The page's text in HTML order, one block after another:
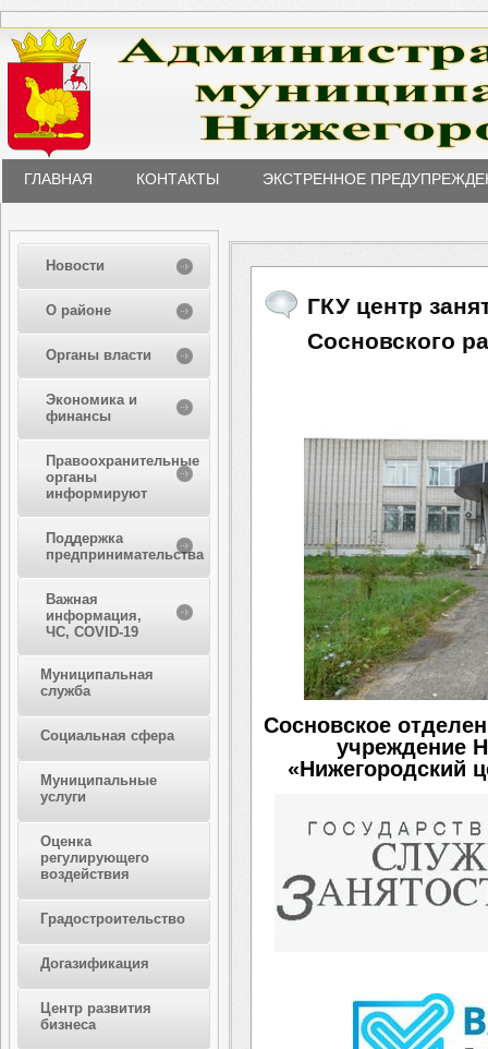
ГЛАВНАЯ КОНТАКТЫ ЭКСТРЕННОЕ
Новости
О районе
Органы власти
Экономика и
финансы
Правоохранительные
органы
информируют
Поддержка
предпринимательства
Важная
информация,
ЧС, COVID-19
Муниципальная
служба
Социальная сфера
Муниципальные
услуги
Оценка
регулирующего
воздействия
Градостроительство
Догазификация
Центр развития
бизнеса
ГКУ центр
Сосновского
Сосновское
учреждение
«Нижегородский